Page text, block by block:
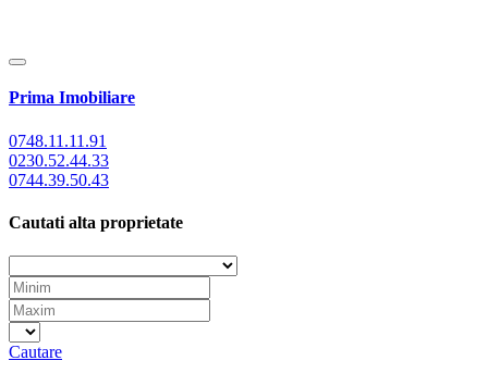
Prima Imobiliare
0748.11.11.91
0230.52.44.33
0744.39.50.43
Cautati alta proprietate
Cautare